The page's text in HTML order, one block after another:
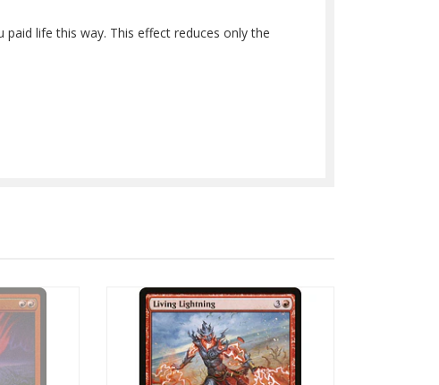
life this way. This effect reduces only the